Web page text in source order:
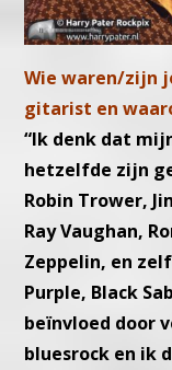
Wie waren/zijn
gitarist en
“Ik denk dat
hetzelfde zijn
Robin Trower,
Ray Vaughan,
Zeppelin, en
Purple, Black
beïnvloed door
bluesrock en ik